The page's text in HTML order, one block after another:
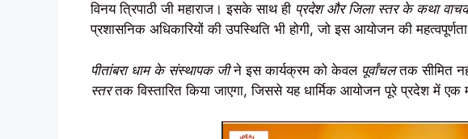
विनय त्रिपाठी जी महाराज। इसके साथ ही प्रदेश और जिला स्तर के कथा
प्रशासनिक अधिकारियों की उपस्थिति भी होगी, जो इस आयोजन की
पीतांबरा धाम के संस्थापक जीने इस कार्यक्रम को केवल पूर्वांचलतक सीमित
स्तरतक विस्तारित किया जाएगा, जिससे यह धार्मिक आयोजन पूरे प्रदेश में एक